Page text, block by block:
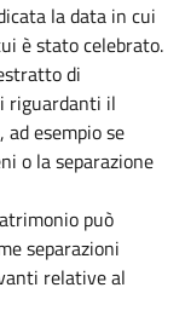
la data in cui
è stato celebrato.
di
riguardanti il
esempio se
o la separazione
può
separazioni
relative al